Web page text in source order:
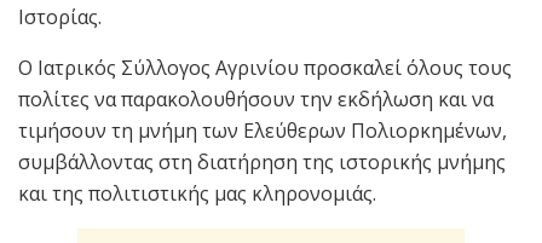
Ιστορίας.
Ο Ιατρικός Σύλλογος Αγρινίου προσκαλεί όλους τους
πολίτες να παρακολουθήσουν την εκδήλωση και να
τιμήσουν τη μνήμη των Ελεύθερων Πολιορκημένων,
συμβάλλοντας στη διατήρηση της ιστορικής μνήμης
και της πολιτιστικής μας κληρονομιάς.